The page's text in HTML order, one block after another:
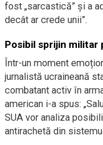
fost „sarcastică” și a
decât ar crede unii”.
Posibil sprijin militar
Într-un moment
jurnalistă ucraineană
combatant activ în
american i-a spus:
SUA vor analiza
antirachetă din